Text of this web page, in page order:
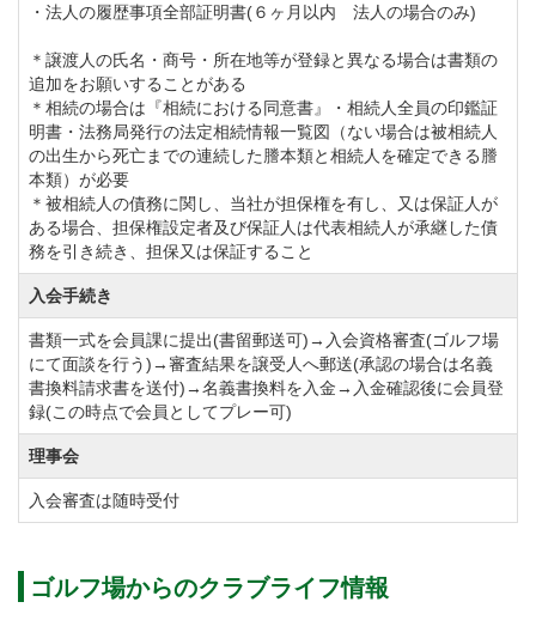
施しています。
《名義変更料の減額》
正会員【減額前】300,000円(税別)→【減額後】
150,000円(税別)
平日会員【減額前】150,000円(税別)→【減額後】
75,000円(税別)
《預託金の充当》
平成29年度から預託金の充当上限額を撤廃しました。
平成30年度から税込の名義変更料に預託金の全部もし
くは一部を充当可能です。
年会費を下記のとおり改定しました。
①実施・・・令和3年度分（令和3年1月）より
②年会費（会計年度：1月～12月）
正会員【改定前】22,000円（税込）→【改定後】
平日会員【改定前】8,800円（税込）→【改定後】
・法人の履歴事項全部証明書(６ヶ月以内 法人の場合のみ)
＊譲渡人の氏名・商号・所在地等が登録と異なる場合は書類の
追加をお願いすることがある
＊相続の場合は『相続における同意書』・相続人全員の印鑑証
明書・法務局発行の法定相続情報一覧図（ない場合は被相続人
の出生から死亡までの連続した謄本類と相続人を確定できる謄
本類）が必要
＊被相続人の債務に関し、当社が担保権を有し、又は保証人が
ある場合、担保権設定者及び保証人は代表相続人が承継した債
務を引き続き、担保又は保証すること
入会手続き
書類一式を会員課に提出(書留郵送可)→入会資格審査(ゴルフ場
にて面談を行う)→審査結果を譲受人へ郵送(承認の場合は名義
書換料請求書を送付)→名義書換料を入金→入金確認後に会員登
録(この時点で会員としてプレー可)
理事会
入会審査は随時受付
ゴルフ場からのクラブライフ情報